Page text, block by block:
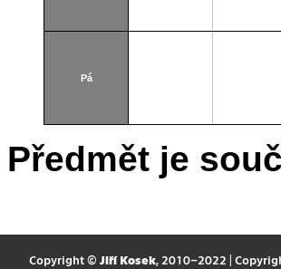
Pá
Předmět je
Copyright © Jiří Kosek, 2010–2022 |